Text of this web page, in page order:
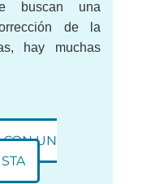
buscan una
de la
hay muchas
CON UN